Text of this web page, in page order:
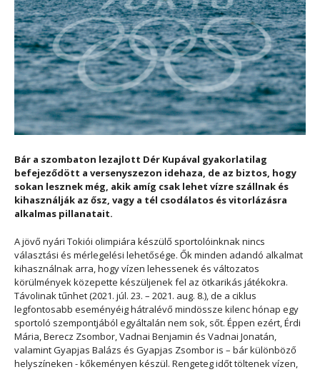
Bár a szombaton lezajlott Dér Kupával gyakorlatilag
befejeződött a versenyszezon idehaza, de az biztos, hogy
sokan lesznek még, akik amíg csak lehet vízre szállnak és
kihasználják az ősz, vagy a tél csodálatos és vitorlázásra
alkalmas pillanatait.
A jövő nyári Tokiói olimpiára készülő sportolóinknak nincs
választási és mérlegelési lehetősége. Ők minden adandó alkalmat
kihasználnak arra, hogy vízen lehessenek és változatos
körülmények közepette készüljenek fel az ötkarikás játékokra.
Távolinak tűnhet (2021. júl. 23. – 2021. aug. 8.), de a ciklus
legfontosabb eseményéig hátralévő mindössze kilenc hónap egy
sportoló szempontjából egyáltalán nem sok, sőt. Éppen ezért, Érdi
Mária, Berecz Zsombor, Vadnai Benjamin és Vadnai Jonatán,
valamint Gyapjas Balázs és Gyapjas Zsombor is – bár különböző
helyszíneken - kőkeményen készül. Rengeteg időt töltenek vízen,